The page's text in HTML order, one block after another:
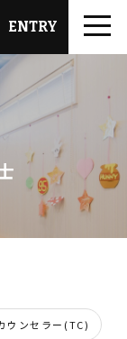
ENTRY
ウンセラー(TC)